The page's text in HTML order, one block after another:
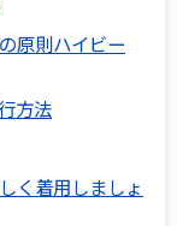
原則ハイビー
方法
く着用しましょ